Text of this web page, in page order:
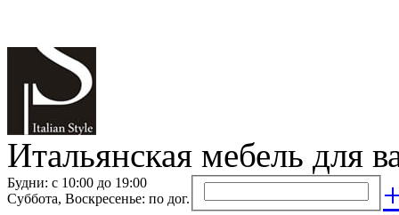
Итальянская мебель для
Будни: с 10:00 до 19:00
Суббота, Воскресенье: по дог.